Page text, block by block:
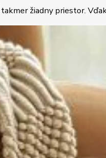
žiadny priestor.